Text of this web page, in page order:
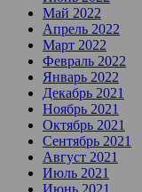
Май 2022
Апрель 2022
Март 2022
Февраль 2022
Январь 2022
Декабрь 2021
Ноябрь 2021
Октябрь 2021
Сентябрь 2021
Август 2021
Июль 2021
Июнь 2021